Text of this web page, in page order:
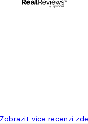
Zobrazit více recenzí zde